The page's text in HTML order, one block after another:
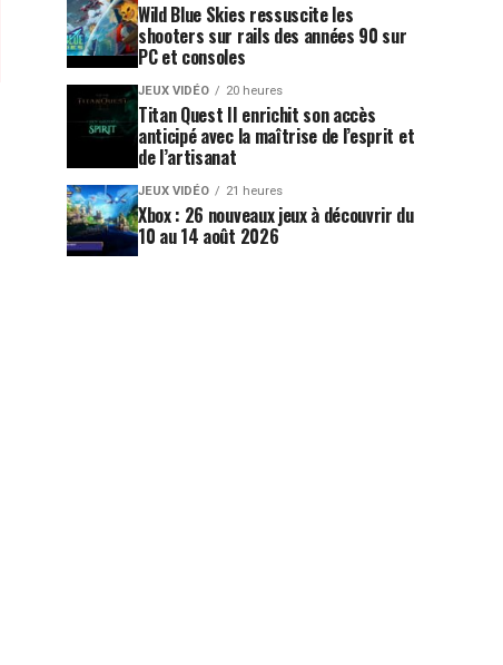
Wild Blue Skies ressuscite les
shooters sur rails des années 90 sur
PC et consoles
JEUX VIDÉO 20 heures
Titan Quest II enrichit son accès
anticipé avec la maîtrise de l’esprit et
de l’artisanat
JEUX VIDÉO 21 heures
Xbox : 26 nouveaux jeux à découvrir du
10 au 14 août 2026